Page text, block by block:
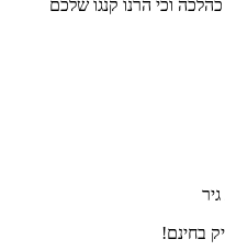
וכי הרנו קנגו שלכם
בחינם!